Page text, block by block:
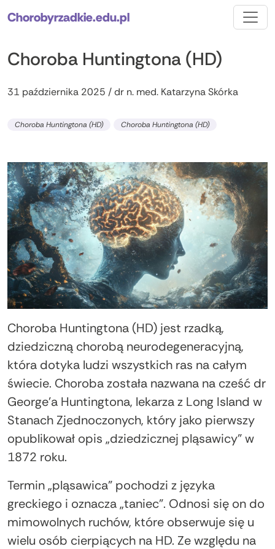
Chorobyrzadkie.edu.pl
Choroba Huntingtona (HD)
31 października 2025 / dr n. med. Katarzyna Skórka
Choroba Huntingtona (HD) Choroba Huntingtona (HD)
Choroba Huntingtona (HD) jest rzadką,
dziedziczną chorobą neurodegeneracyjną,
która dotyka ludzi wszystkich ras na całym
świecie. Choroba została nazwana na cześć dr
George'a Huntingtona, lekarza z Long Island w
Stanach Zjednoczonych, który jako pierwszy
opublikował opis „dziedzicznej pląsawicy” w
1872 roku.
Termin „pląsawica” pochodzi z języka
greckiego i oznacza „taniec”. Odnosi się on do
mimowolnych ruchów, które obserwuje się u
wielu osób cierpiących na HD. Ze względu na